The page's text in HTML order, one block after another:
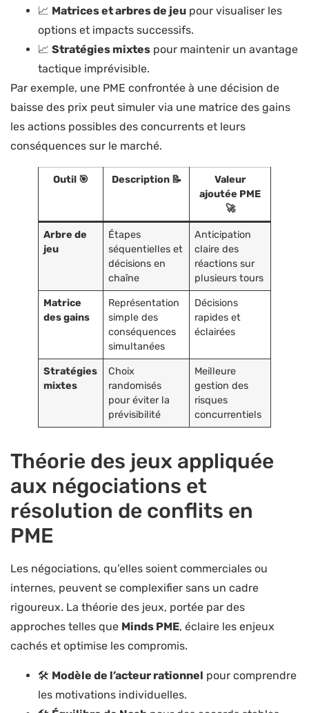
📈 Matrices et arbres de jeu pour visualiser les
options et impacts successifs.
📈 Stratégies mixtes pour maintenir un avantage
tactique imprévisible.
Par exemple, une PME confrontée à une décision de
baisse des prix peut simuler via une matrice des gains
les actions possibles des concurrents et leurs
conséquences sur le marché.
Outil 🎯 Description 📝
Valeur
ajoutée PME
🚀
Arbre de
jeu
Étapes
séquentielles et
décisions en
chaîne
Anticipation
claire des
réactions sur
plusieurs tours
Matrice
des gains
Représentation
simple des
conséquences
simultanées
Décisions
rapides et
éclairées
Stratégies
mixtes
Choix
randomisés
pour éviter la
prévisibilité
Meilleure
gestion des
risques
concurrentiels
Théorie des jeux appliquée
aux négociations et
résolution de conflits en
PME
Les négociations, qu’elles soient commerciales ou
internes, peuvent se complexifier sans un cadre
rigoureux. La théorie des jeux, portée par des
approches telles que Minds PME, éclaire les enjeux
cachés et optimise les compromis.
🛠️ Modèle de l’acteur rationnel pour comprendre
les motivations individuelles.